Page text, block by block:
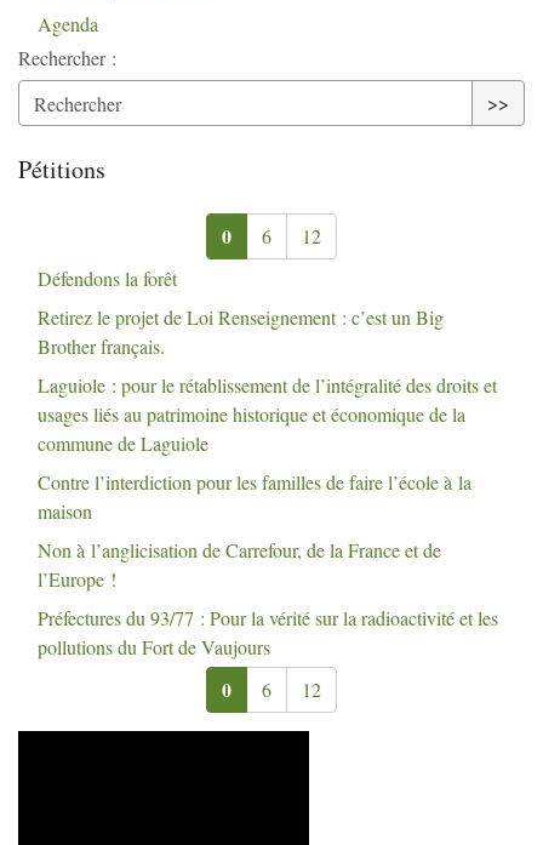
Agenda
Rechercher :
>>
Pétitions
0 6
12
Défendons la forêt
Retirez le projet de Loi Renseignement : c’est un Big
Brother français.
Laguiole : pour le rétablissement de l’intégralité des droits et
usages liés au patrimoine historique et économique de la
commune de Laguiole
Contre l’interdiction pour les familles de faire l’école à la
maison
Non à l’anglicisation de Carrefour, de la France et de
l’Europe !
Préfectures du 93/77 : Pour la vérité sur la radioactivité et les
pollutions du Fort de Vaujours
0 6 12